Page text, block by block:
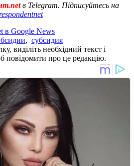
в Telegram. Підписуйтесь на
в Google News
, субсидия
виділіть необхідний текст і
повідомити про це редакцію.